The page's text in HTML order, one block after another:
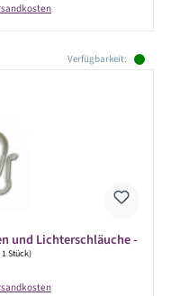
Verfügbarkeit:
und Lichterschläuche -
Stück)